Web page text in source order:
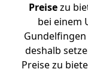
Preisezu
bei einem
deshalb
Preise zu